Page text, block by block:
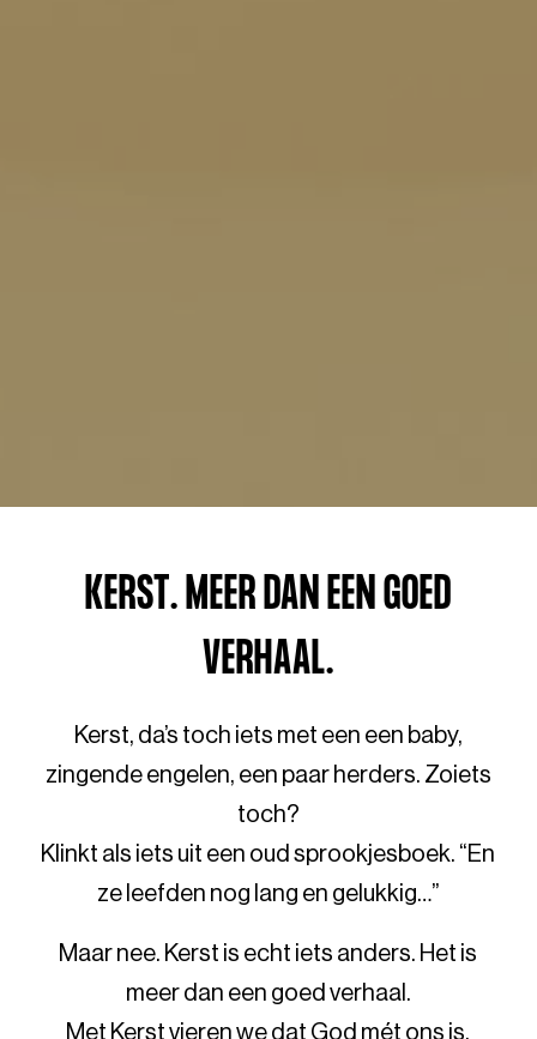
KERST. MEER DAN EEN GOED
VERHAAL.
Kerst, da’s toch iets met een een baby,
zingende engelen, een paar herders. Zoiets
toch?
Klinkt als iets uit een oud sprookjesboek. “En
ze leefden nog lang en gelukkig…”
Maar nee. Kerst is echt iets anders. Het is
meer dan een goed verhaal.
Met Kerst vieren we dat God mét ons is.